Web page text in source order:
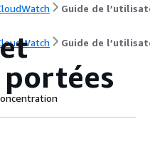
Guide de
Guide de